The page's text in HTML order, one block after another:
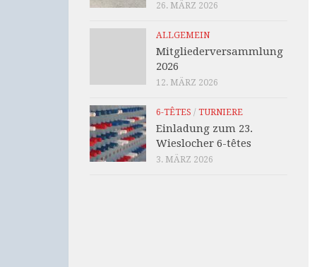
26. MÄRZ 2026
ALLGEMEIN
Mitgliederversammlung
2026
12. MÄRZ 2026
6-TÊTES / TURNIERE
Einladung zum 23.
Wieslocher 6-têtes
3. MÄRZ 2026